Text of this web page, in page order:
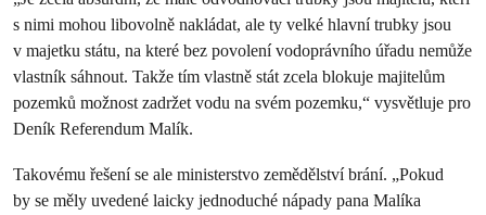
s nimi mohou libovolně nakládat, ale ty velké hlavní trubky jsou
v majetku státu, na které bez povolení vodoprávního úřadu nemůže
vlastník sáhnout. Takže tím vlastně stát zcela blokuje majitelům
pozemků možnost zadržet vodu na svém pozemku,“ vysvětluje pro
Deník Referendum Malík.
Takovému řešení se ale ministerstvo zemědělství brání. „Pokud
by se měly uvedené laicky jednoduché nápady pana Malíka